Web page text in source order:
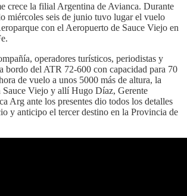
crece la filial Argentina de Avianca. Durante
miércoles seis de junio tuvo lugar el vuelo
con el Aeropuerto de Sauce Viejo en
operadores turísticos, periodistas y
bordo del ATR 72-600 con capacidad para 70
de vuelo a unos 5000 más de altura, la
Sauce Viejo y allí Hugo Díaz, Gerente
Arg ante los presentes dio todos los detalles
y anticipo el tercer destino en la Provincia de